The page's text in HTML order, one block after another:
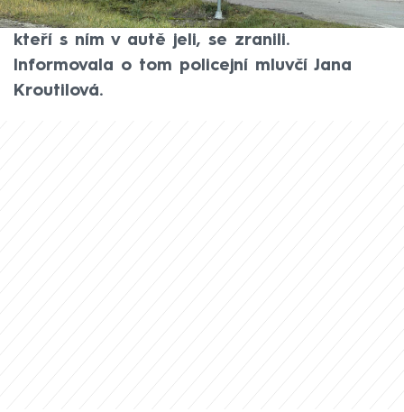
zemřel řidič osobního auta. Další dva lidé,
kteří s ním v autě jeli, se zranili.
Informovala o tom policejní mluvčí Jana
Kroutilová.